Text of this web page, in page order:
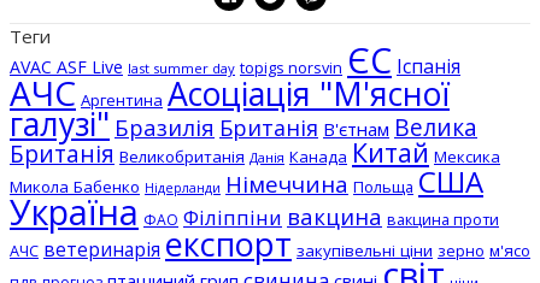
Теги
AVAC ASF Live last summer day topigs norsvin ЄС Іспанія
АЧС Аргентина Асоціація "М'ясної
галузі" Бразилія Британія В'єтнам Велика
Британія Великобританія Данія Канада Китай Мексика
Микола Бабенко Нідерланди Німеччина Польща США
Україна ФАО Філіппіни вакцина вакцина проти
АЧС ветеринарія експорт закупівельні ціни зерно м'ясо